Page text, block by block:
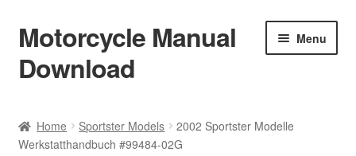
Skip
to
navigation
Skip
to
content
Motorcycle Manual
Download
Menu
Shop
Home Sportster Models
2002 Sportster Modelle
Werkstatthandbuch #99484-02G